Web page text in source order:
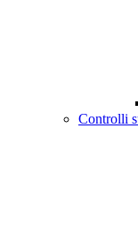
Controlli